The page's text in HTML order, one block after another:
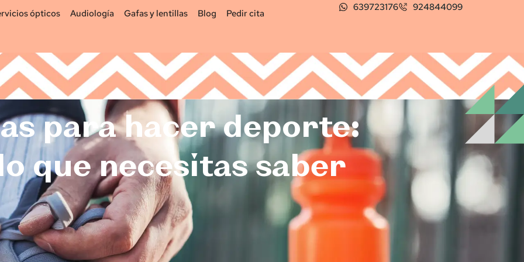
ópticos Audiología Gafas y lentillas Blog Pedir cita
639723176 924844099
para hacer deporte:
que necesitas saber